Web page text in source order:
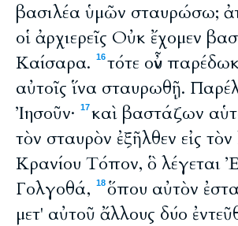
βασιλέα ὑμῶν σταυρώσω;
οἱ ἀρχιερεῖς Οὐκ ἔχομεν
Καίσαρα.
16τότε οὖν
αὐτοῖς ἵνα σταυρωθῇ.
Ἰησοῦν·
17καὶ βαστάζων
τὸν σταυρὸν ἐξῆλθεν εἰς
Κρανίου Τόπον, ὃ λέγεται
Γολγοθά,
18ὅπου αὐτὸν
μετ' αὐτοῦ ἄλλους δύο